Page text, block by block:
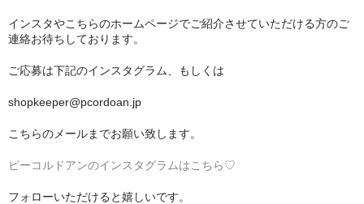
インスタやこちらのホームページでご紹介させていただける方のご
連絡お待ちしております。
ご応募は下記のインスタグラム、もしくは
shopkeeper@pcordoan.jp
こちらのメールまでお願い致します。
ピーコルドアンのインスタグラムはこちら♡
フォローいただけると嬉しいです。